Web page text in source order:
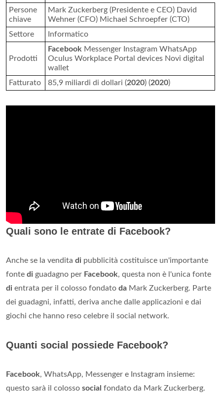
Persone
chiave
Mark Zuckerberg (Presidente e CEO) David
Wehner (CFO) Michael Schroepfer (CTO)
Settore
Informatico
Prodotti
Facebook Messenger Instagram WhatsApp
Oculus Workplace Portal devices Novi digital
wallet
Fatturato
85,9 miliardi di dollari (2020) (2020)
Quali sono le entrate di Facebook?
Anche se la vendita di pubblicità costituisce un'importante
fonte di guadagno per Facebook, questa non è l'unica fonte
di entrata per il colosso fondato da Mark Zuckerberg. Parte
dei guadagni, infatti, deriva anche dalle applicazioni e dai
giochi che hanno reso celebre il social network.
Quanti social possiede Facebook?
Facebook, WhatsApp, Messenger e Instagram insieme:
questo sarà il colosso social fondato da Mark Zuckerberg.